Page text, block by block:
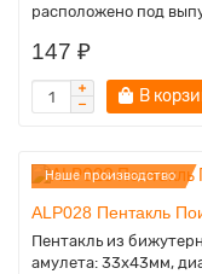
расположено под
147 ₽
В
Наше производство
ALP028 Пентакль
Пентакль из
амулета: 33х43мм,